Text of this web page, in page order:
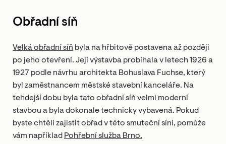
Obřadní síň
Velká obřadní síň byla na hřbitově postavena až později
po jeho otevření. Její výstavba probíhala v letech 1926 a
1927 podle návrhu architekta Bohuslava Fuchse, který
byl zaměstnancem městské stavební kanceláře. Na
tehdejší dobu byla tato obřadní síň velmi moderní
stavbou a byla dokonale technicky vybavená. Pokud
byste chtěli zajistit obřad v této smuteční síni, pomůže
vám například Pohřební služba Brno.